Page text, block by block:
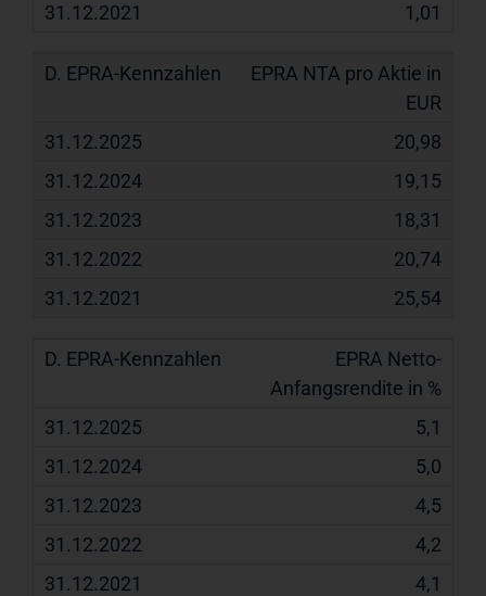
1,01
EPRA NTA pro Aktie in
EUR
20,98
19,15
18,31
20,74
25,54
EPRA Netto-
Anfangsrendite in %
5,1
5,0
4,5
4,2
4,1